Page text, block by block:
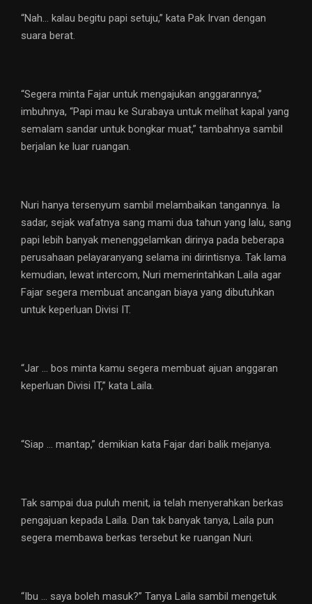
“Nah… kalau begitu papi setuju,” kata Pak Irvan dengan
suara berat.
“Segera minta Fajar untuk mengajukan anggarannya,”
imbuhnya, “Papi mau ke Surabaya untuk melihat kapal yang
semalam sandar untuk bongkar muat,” tambahnya sambil
berjalan ke luar ruangan.
Nuri hanya tersenyum sambil melambaikan tangannya. Ia
sadar, sejak wafatnya sang mami dua tahun yang lalu, sang
papi lebih banyak menenggelamkan dirinya pada beberapa
perusahaan pelayaranyang selama ini dirintisnya. Tak lama
kemudian, lewat intercom, Nuri memerintahkan Laila agar
Fajar segera membuat ancangan biaya yang dibutuhkan
untuk keperluan Divisi IT.
“Jar … bos minta kamu segera membuat ajuan anggaran
keperluan Divisi IT,” kata Laila.
“Siap … mantap,” demikian kata Fajar dari balik mejanya.
Tak sampai dua puluh menit, ia telah menyerahkan berkas
pengajuan kepada Laila. Dan tak banyak tanya, Laila pun
segera membawa berkas tersebut ke ruangan Nuri.
“Ibu … saya boleh masuk?” Tanya Laila sambil mengetuk